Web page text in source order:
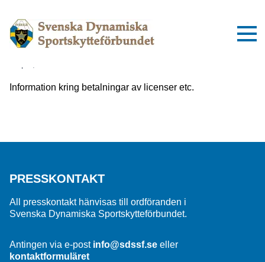
Viktig information om inbetalningar
till SDSSF
Information kring betalningar av licenser etc.
PRESSKONTAKT
All presskontakt hänvisas till ordföranden i
Svenska Dynamiska Sportskytteförbundet.
Antingen via e-post info@sdssf.se eller
kontaktformuläret